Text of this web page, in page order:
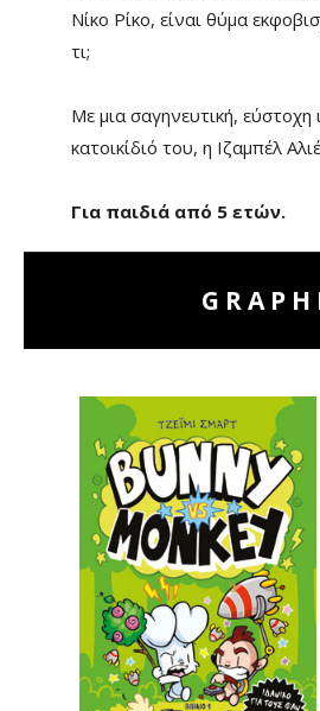
Νίκο Ρίκο, είναι θύμα
τι;
Με μια σαγηνευτική,
κατοικίδιό του, η Ιζαμπέλ
Για παιδιά από 5 ετών.